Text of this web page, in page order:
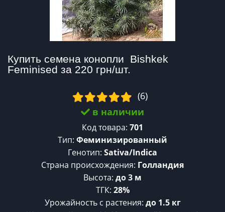
Купить семена конопли  Bishkek
Feminised за 220 грн/шт.
(6)
в наличии
Код товара: 701
Тип: Феминизированный
Генотип: Sativa/Indica
Страна происхождения: Голландия
Высота: до 3 м
ТГК: 28%
Урожайность c растения: до 1.5 кг